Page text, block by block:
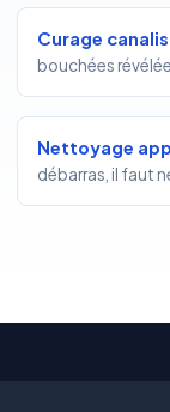
Curage
bouchées
Nettoyage
débarras, il faut